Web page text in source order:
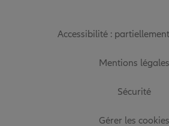
Accessibilité :
Mentions légales
Sécurité
Gérer les cookies